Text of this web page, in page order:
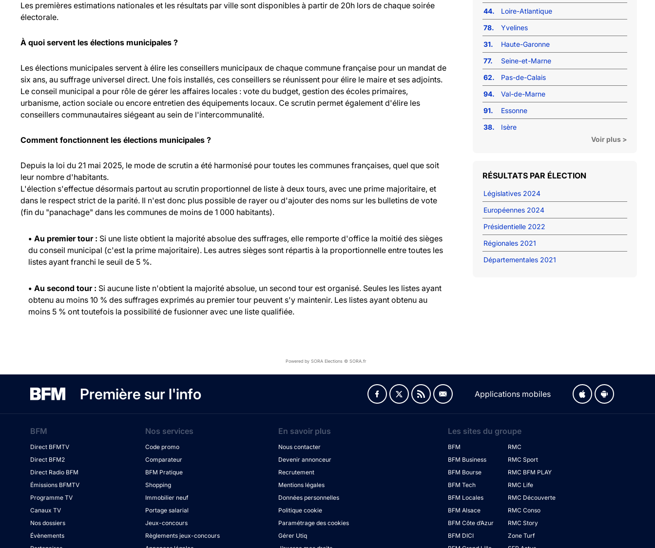
Les premières estimations nationales et les résultats par ville sont disponibles à partir de 20h lors de chaque soirée
électorale.
À quoi servent les élections municipales ?
Les élections municipales servent à élire les conseillers municipaux de chaque commune française pour un mandat de
six ans, au suffrage universel direct. Une fois installés, ces conseillers se réunissent pour élire le maire et ses adjoints.
Le conseil municipal a pour rôle de gérer les affaires locales : vote du budget, gestion des écoles primaires,
urbanisme, action sociale ou encore entretien des équipements locaux. Ce scrutin permet également d'élire les
conseillers communautaires siégeant au sein de l'intercommunalité.
Comment fonctionnent les élections municipales ?
Depuis la loi du 21 mai 2025, le mode de scrutin a été harmonisé pour toutes les communes françaises, quel que soit
leur nombre d'habitants.
L'élection s'effectue désormais partout au scrutin proportionnel de liste à deux tours, avec une prime majoritaire, et
dans le respect strict de la parité. Il n'est donc plus possible de rayer ou d'ajouter des noms sur les bulletins de vote
(fin du "panachage" dans les communes de moins de 1 000 habitants).
• Au premier tour : Si une liste obtient la majorité absolue des suffrages, elle remporte d'office la moitié des sièges
du conseil municipal (c'est la prime majoritaire). Les autres sièges sont répartis à la proportionnelle entre toutes les
listes ayant franchi le seuil de 5 %.
• Au second tour : Si aucune liste n'obtient la majorité absolue, un second tour est organisé. Seules les listes ayant
obtenu au moins 10 % des suffrages exprimés au premier tour peuvent s'y maintenir. Les listes ayant obtenu au
moins 5 % ont toutefois la possibilité de fusionner avec une liste qualifiée.
44.
Loire-Atlantique
78.
Yvelines
31.
Haute-Garonne
77.
Seine-et-Marne
62.
Pas-de-Calais
94.
Val-de-Marne
91.
Essonne
38.
Isère
Voir plus >
RÉSULTATS PAR ÉLECTION
Législatives 2024
Européennes 2024
Présidentielle 2022
Régionales 2021
Départementales 2021
Powered by SORA Elections © SORA.fr
Première sur l'info Applications mobiles
BFM
Direct BFMTV
Direct BFM2
Direct Radio BFM
Émissions BFMTV
Programme TV
Canaux TV
Nos dossiers
Évènements
Nos services
Code promo
Comparateur
BFM Pratique
Shopping
Immobilier neuf
Portage salarial
Jeux-concours
Règlements jeux-concours
En savoir plus
Nous contacter
Devenir annonceur
Recrutement
Mentions légales
Données personnelles
Politique cookie
Paramétrage des cookies
Gérer Utiq
Les sites du groupe
BFM
BFM Business
BFM Bourse
BFM Tech
BFM Locales
BFM Alsace
BFM Côte d’Azur
BFM DICI
RMC
RMC Sport
RMC BFM PLAY
RMC Life
RMC Découverte
RMC Conso
RMC Story
Zone Turf